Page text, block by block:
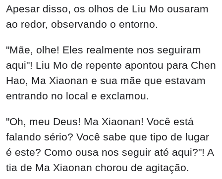
Apesar disso, os olhos de Liu Mo ousaram
ao redor, observando o entorno.
"Mãe, olhe! Eles realmente nos seguiram
aqui"! Liu Mo de repente apontou para Chen
Hao, Ma Xiaonan e sua mãe que estavam
entrando no local e exclamou.
"Oh, meu Deus! Ma Xiaonan! Você está
falando sério? Você sabe que tipo de lugar
é este? Como ousa nos seguir até aqui?"! A
tia de Ma Xiaonan chorou de agitação.